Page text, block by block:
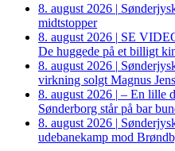
8. august 2026 |
midtstopper
8. august 2026 | SE
De huggede på et billigt
8. august 2026 |
virkning solgt Magnus
8. august 2026 | – En lille
Sønderborg står på bar
8. august 2026 |
udebanekamp mod